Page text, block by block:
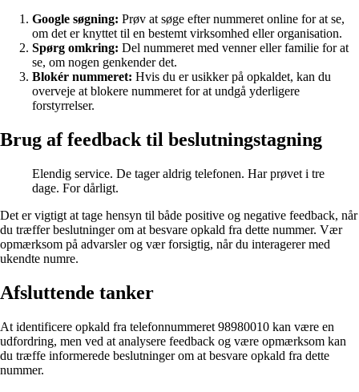
Google søgning: Prøv at søge efter nummeret online for at se,
om det er knyttet til en bestemt virksomhed eller organisation.
Spørg omkring: Del nummeret med venner eller familie for at
se, om nogen genkender det.
Blokér nummeret: Hvis du er usikker på opkaldet, kan du
overveje at blokere nummeret for at undgå yderligere
forstyrrelser.
Brug af feedback til beslutningstagning
Elendig service. De tager aldrig telefonen. Har prøvet i tre
dage. For dårligt.
Det er vigtigt at tage hensyn til både positive og negative feedback, når
du træffer beslutninger om at besvare opkald fra dette nummer. Vær
opmærksom på advarsler og vær forsigtig, når du interagerer med
ukendte numre.
Afsluttende tanker
At identificere opkald fra telefonnummeret 98980010 kan være en
udfordring, men ved at analysere feedback og være opmærksom kan
du træffe informerede beslutninger om at besvare opkald fra dette
nummer.